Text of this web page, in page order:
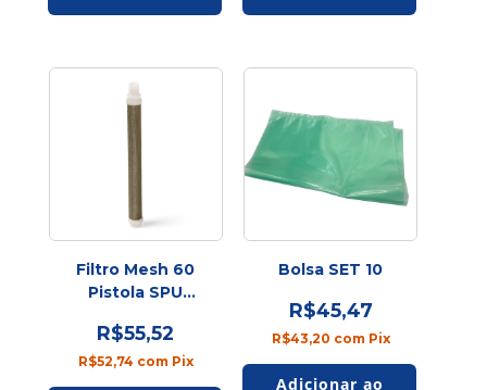
Filtro Mesh 60
Pistola SPU
R$55,52
R$52,74 com Pix
Bolsa SET 10
R$45,47
R$43,20 com Pix